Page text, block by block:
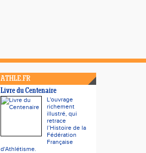
ATHLE.FR
Livre du Centenaire
L'ouvrage
richement
illustré, qui
retrace
l’Histoire de la
Fédération
Française
d'Athlétisme.